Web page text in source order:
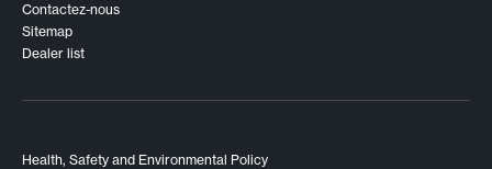
Contactez-nous
Sitemap
Dealer list
Health, Safety and Environmental Policy